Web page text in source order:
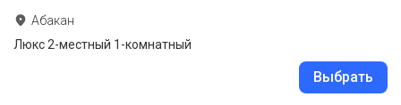
Абакан
Люкс 2-местный 1-комнатный
Выбрать